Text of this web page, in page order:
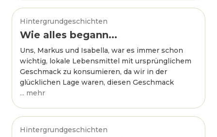
Hintergrundgeschichten
Wie alles begann...
Uns, Markus und Isabella, war es immer schon
wichtig, lokale Lebensmittel mit ursprünglichem
Geschmack zu konsumieren, da wir in der
glücklichen Lage waren, diesen Geschmack
... mehr
Hintergrundgeschichten